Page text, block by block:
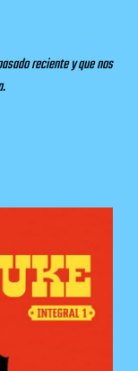
reciente y que nos